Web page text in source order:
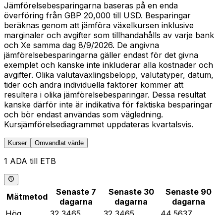
Jämförelsebesparingarna baseras på en enda
överföring från GBP 20,000 till USD. Besparingar
beräknas genom att jämföra växelkursen inklusive
marginaler och avgifter som tillhandahålls av varje bank
och Xe samma dag 8/9/2026. De angivna
jämförelsebesparingarna gäller endast för det givna
exemplet och kanske inte inkluderar alla kostnader och
avgifter. Olika valutaväxlingsbelopp, valutatyper, datum,
tider och andra individuella faktorer kommer att
resultera i olika jämförelsebesparingar. Dessa resultat
kanske därför inte är indikativa för faktiska besparingar
och bör endast användas som vägledning.
Kursjämförelsediagrammet uppdateras kvartalsvis.
Kurser Omvandlat värde
1 ADA till ETB
Mätmetod
Senaste 7
dagarna
Senaste 30
dagarna
Senaste 90
dagarna